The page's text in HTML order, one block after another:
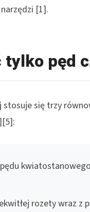
[1].
tylko pęd
się trzy
rozety wraz